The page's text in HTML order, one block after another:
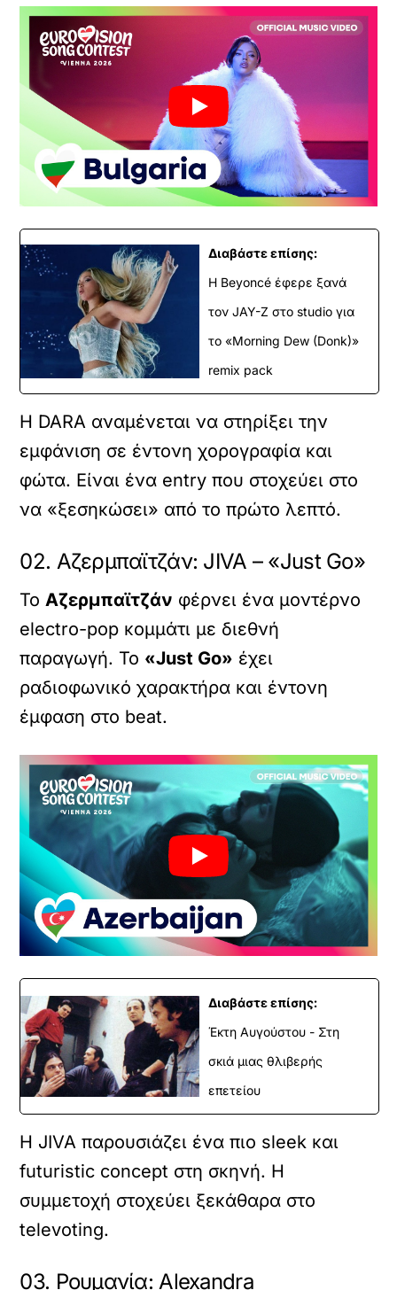
Διαβάστε επίσης:
Η Beyoncé έφερε ξανά
τον JAY-Z στο studio για
το «Morning Dew (Donk)»
remix pack
Η DARА αναμένεται να στηρίξει την
εμφάνιση σε έντονη χορογραφία και
φώτα. Είναι ένα entry που στοχεύει στο
να «ξεσηκώσει» από το πρώτο λεπτό.
02. Αζερμπαϊτζάν: JIVA – «Just Go»
ΤοΑζερμπαϊτζάν φέρνει ένα μοντέρνο
electro-pop κομμάτι με διεθνή
παραγωγή. Το «Just Go» έχει
ραδιοφωνικό χαρακτήρα και έντονη
έμφαση στο beat.
Διαβάστε επίσης:
Έκτη Αυγούστου - Στη
σκιά μιας θλιβερής
επετείου
Η JIVA παρουσιάζει ένα πιο sleek και
futuristic concept στη σκηνή. Η
συμμετοχή στοχεύει ξεκάθαρα στο
televoting.
03. Ρουμανία: Alexandra